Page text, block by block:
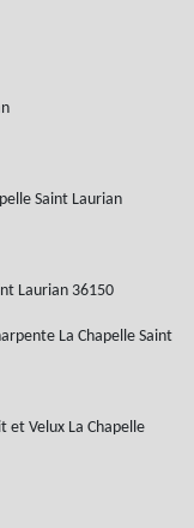
Saint Laurian
Laurian 36150
La Chapelle Saint
et Velux La Chapelle